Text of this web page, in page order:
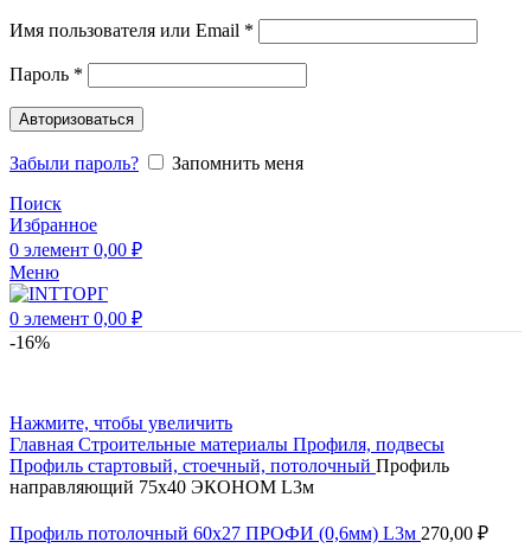
Имя пользователя или Email *
Пароль *
Авторизоваться
Забыли пароль?
Запомнить меня
Поиск
Избранное
0 элемент 0,00 ₽
Меню
0 элемент 0,00 ₽
-16%
Нажмите, чтобы увеличить
Главная Строительные материалы Профиля, подвесы
Профиль стартовый, стоечный, потолочный Профиль
направляющий 75х40 ЭКОНОМ L3м
Профиль потолочный 60х27 ПРОФИ (0,6мм) L3м 270,00 ₽